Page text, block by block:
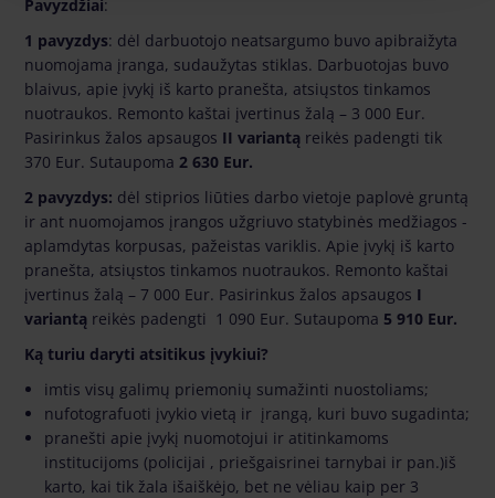
Pavyzdžiai:
1 pavyzdys: dėl darbuotojo neatsargumo buvo apibraižyta
nuomojama įranga, sudaužytas stiklas. Darbuotojas buvo
blaivus, apie įvykį iš karto pranešta, atsiųstos tinkamos
nuotraukos. Remonto kaštai įvertinus žalą – 3 000 Eur.
Pasirinkus žalos apsaugos II variantą reikės padengti tik
370 Eur. Sutaupoma 2 630 Eur.
2 pavyzdys: dėl stiprios liūties darbo vietoje paplovė gruntą
ir ant nuomojamos įrangos užgriuvo statybinės medžiagos -
aplamdytas korpusas, pažeistas variklis. Apie įvykį iš karto
pranešta, atsiųstos tinkamos nuotraukos. Remonto kaštai
įvertinus žalą – 7 000 Eur. Pasirinkus žalos apsaugos I
variantą reikės padengti 1 090 Eur. Sutaupoma 5 910 Eur.
Ką turiu daryti atsitikus įvykiui?
imtis visų galimų priemonių sumažinti nuostoliams;
nufotografuoti įvykio vietą ir įrangą, kuri buvo sugadinta;
pranešti apie įvykį nuomotojui ir atitinkamoms
institucijoms (policijai , priešgaisrinei tarnybai ir pan.)iš
karto, kai tik žala išaiškėjo, bet ne vėliau kaip per 3